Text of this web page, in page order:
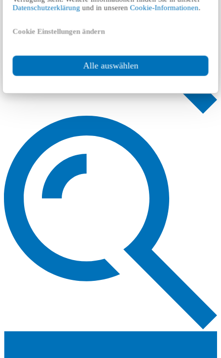
Datenschutzerklärung und in unserenCookie-Informationen.
Cookie Einstellungen ändern
Alle auswählen